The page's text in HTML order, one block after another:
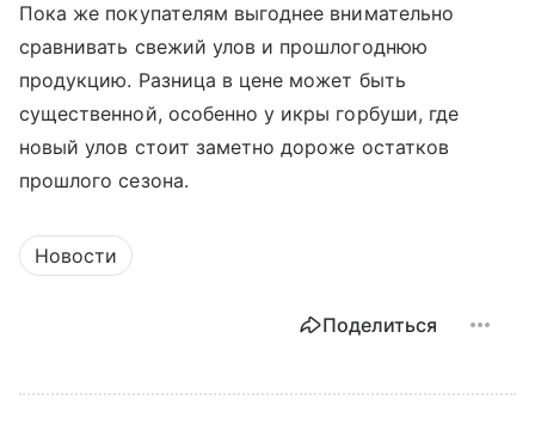
Пока же покупателям выгоднее внимательно
сравнивать свежий улов и прошлогоднюю
продукцию. Разница в цене может быть
существенной, особенно у икры горбуши, где
новый улов стоит заметно дороже остатков
прошлого сезона.
Новости
Поделиться